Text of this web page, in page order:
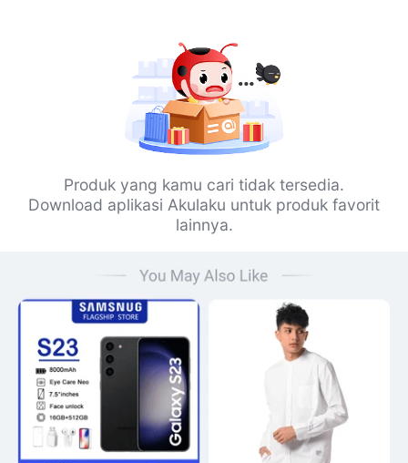
Produk yang kamu cari tidak tersedia.
Download aplikasi Akulaku untuk produk favorit
lainnya.